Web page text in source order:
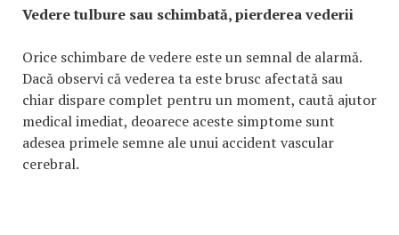
Vedere tulbure sau schimbată, pierderea vederii
Orice schimbare de vedere este un semnal de alarmă.
Dacă observi că vederea ta este brusc afectată sau
chiar dispare complet pentru un moment, caută ajutor
medical imediat, deoarece aceste simptome sunt
adesea primele semne ale unui accident vascular
cerebral.